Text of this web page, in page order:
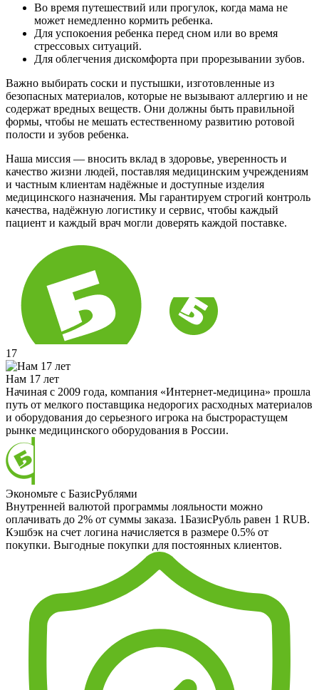
Во время путешествий или прогулок, когда мама не
может немедленно кормить ребенка.
Для успокоения ребенка перед сном или во время
стрессовых ситуаций.
Для облегчения дискомфорта при прорезывании зубов.
Важно выбирать соски и пустышки, изготовленные из
безопасных материалов, которые не вызывают аллергию и не
содержат вредных веществ. Они должны быть правильной
формы, чтобы не мешать естественному развитию ротовой
полости и зубов ребенка.
Наша миссия — вносить вклад в здоровье, уверенность и
качество жизни людей, поставляя медицинским учреждениям
и частным клиентам надёжные и доступные изделия
медицинского назначения. Мы гарантируем строгий контроль
качества, надёжную логистику и сервис, чтобы каждый
пациент и каждый врач могли доверять каждой поставке.
17
Нам 17 лет
Начиная с 2009 года, компания «Интернет-медицина» прошла
путь от мелкого поставщика недорогих расходных материалов
и оборудования до серьезного игрока на быстрорастущем
рынке медицинского оборудования в России.
Экономьте с БазисРублями
Внутренней валютой программы лояльности можно
оплачивать до 2% от суммы заказа. 1БазисРубль равен 1 RUB.
Кэшбэк на счет логина начисляется в размере 0.5% от
покупки. Выгодные покупки для постоянных клиентов.